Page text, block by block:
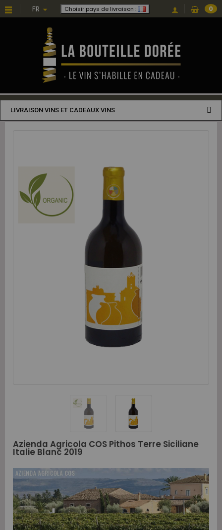
FR Choisir pays de livraison : 0
LIVRAISON VINS ET CADEAUX VINS
Azienda Agricola COS Pithos Terre Siciliane
Italie Blanc 2019